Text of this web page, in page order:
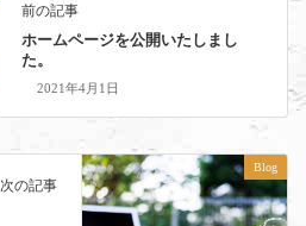
前の記事
ホームページを公開いたしまし
た。
2021年4月1日
Blog
次の記事